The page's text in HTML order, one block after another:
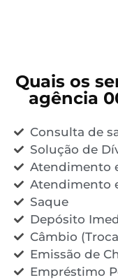
Quais os
agência
Consulta de
Solução de
Atendimento
Atendimento
Saque
Depósito
Câmbio
Emissão de
Empréstimo